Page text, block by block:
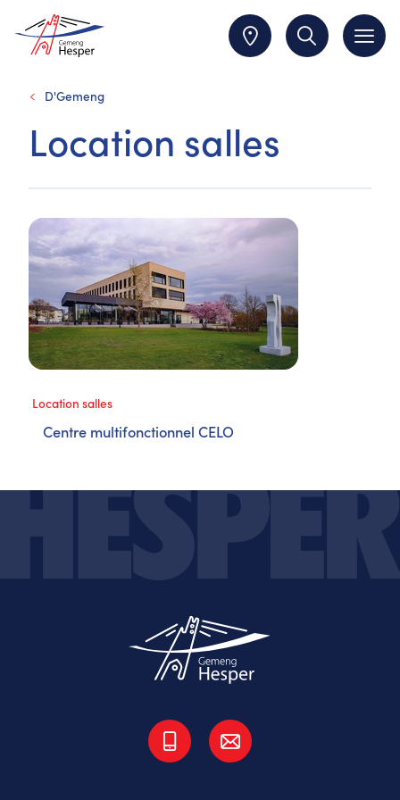
D'Gemeng
Location salles
Location salles
Centre multifonctionnel CELO